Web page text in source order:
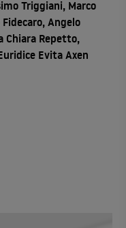
Triggiani, Marco
Angelo
Chiara Repetto,
Evita Axen